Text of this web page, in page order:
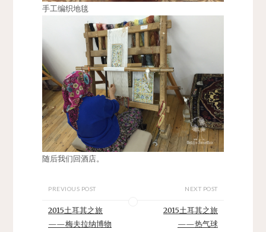
手工编织地毯
随后我们回酒店。
PREVIOUS POST
2015土耳其之旅
——梅夫拉纳博物
NEXT POST
2015土耳其之旅
——热气球